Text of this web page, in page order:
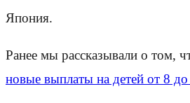
Япония.
Ранее мы рассказывали о том,
новые выплаты на детей от 8 до